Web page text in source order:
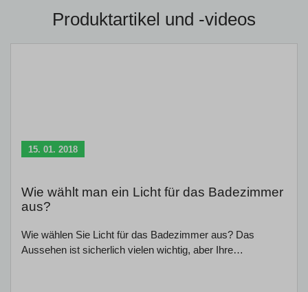
Produktartikel und -videos
15. 01. 2018
Wie wählt man ein Licht für das Badezimmer
aus?
Wie wählen Sie Licht für das Badezimmer aus? Das
Aussehen ist sicherlich vielen wichtig, aber Ihre…